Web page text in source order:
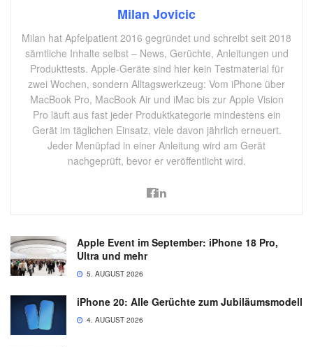
Milan Jovicic
Milan hat Apfelpatient 2016 gegründet und schreibt seit 2018
sämtliche Inhalte selbst – News, Gerüchte, Anleitungen und
Produkttests. Apple-Geräte sind hier kein Testmaterial für
zwei Wochen, sondern Alltagswerkzeug: Vom iPhone über
MacBook Pro, MacBook Air und iMac bis zur Apple Vision
Pro läuft aus fast jeder Produktkategorie mindestens ein
Gerät im täglichen Einsatz, viele davon jährlich erneuert.
Jeder Menüpfad in einer Anleitung wird am Gerät
nachgeprüft, bevor er veröffentlicht wird.
Apple Event im September: iPhone 18 Pro,
Ultra und mehr
5. AUGUST 2026
iPhone 20: Alle Gerüchte zum Jubiläumsmodell
4. AUGUST 2026